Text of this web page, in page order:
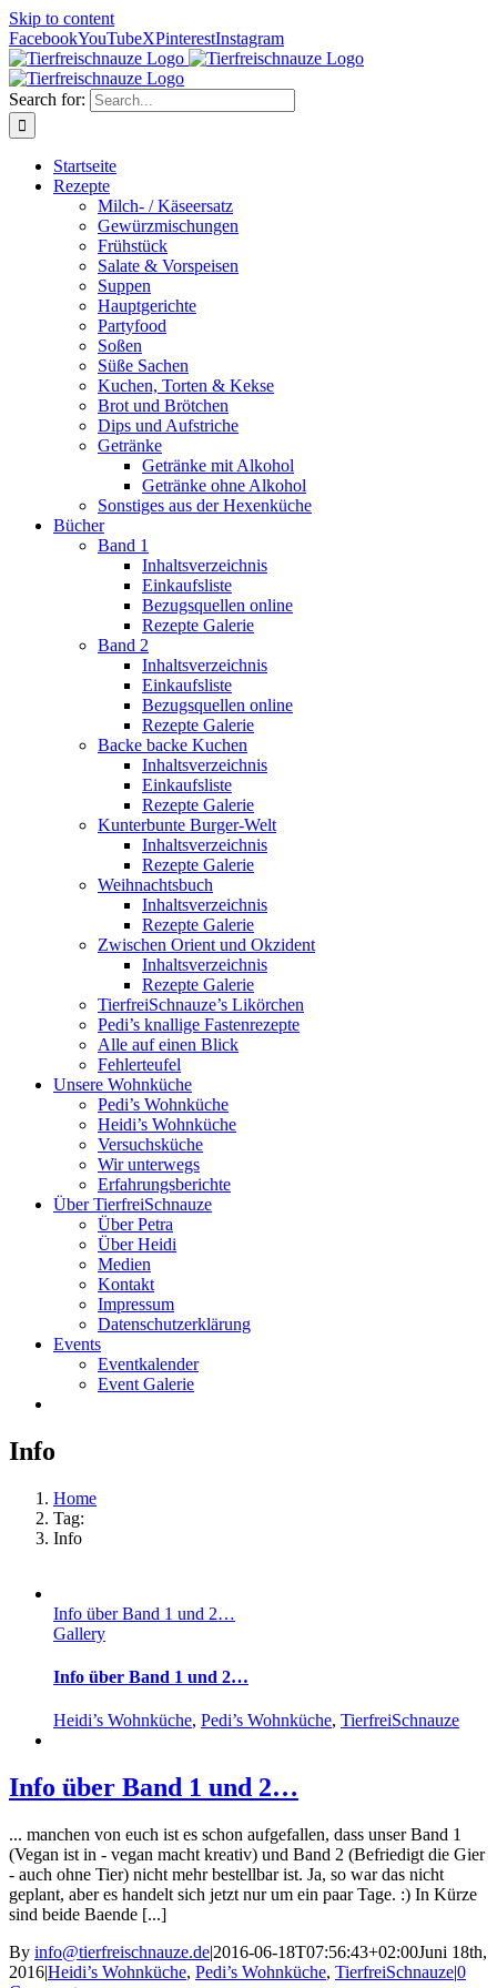
Skip to content
FacebookYouTubeXPinterestInstagram
Search for:
Startseite
Rezepte
Milch- / Käseersatz
Gewürzmischungen
Frühstück
Salate & Vorspeisen
Suppen
Hauptgerichte
Partyfood
Soßen
Süße Sachen
Kuchen, Torten & Kekse
Brot und Brötchen
Dips und Aufstriche
Getränke
Getränke mit Alkohol
Getränke ohne Alkohol
Sonstiges aus der Hexenküche
Bücher
Band 1
Inhaltsverzeichnis
Einkaufsliste
Bezugsquellen online
Rezepte Galerie
Band 2
Inhaltsverzeichnis
Einkaufsliste
Bezugsquellen online
Rezepte Galerie
Backe backe Kuchen
Inhaltsverzeichnis
Einkaufsliste
Rezepte Galerie
Kunterbunte Burger-Welt
Inhaltsverzeichnis
Rezepte Galerie
Weihnachtsbuch
Inhaltsverzeichnis
Rezepte Galerie
Zwischen Orient und Okzident
Inhaltsverzeichnis
Rezepte Galerie
TierfreiSchnauze’s Likörchen
Pedi’s knallige Fastenrezepte
Alle auf einen Blick
Fehlerteufel
Unsere Wohnküche
Pedi’s Wohnküche
Heidi’s Wohnküche
Versuchsküche
Wir unterwegs
Erfahrungsberichte
Über TierfreiSchnauze
Über Petra
Über Heidi
Medien
Kontakt
Impressum
Datenschutzerklärung
Events
Eventkalender
Event Galerie
Info
Home
Tag:
Info
Info über Band 1 und 2…
Gallery
Info über Band 1 und 2…
Heidi’s Wohnküche, Pedi’s Wohnküche, TierfreiSchnauze
Info über Band 1 und 2…
... manchen von euch ist es schon aufgefallen, dass unser Band 1
(Vegan ist in - vegan macht kreativ) und Band 2 (Befriedigt die Gier
- auch ohne Tier) nicht mehr bestellbar ist. Ja, so war das nicht
geplant, aber es handelt sich jetzt nur um ein paar Tage. :) In Kürze
sind beide Baende [...]
By info@tierfreischnauze.de|2016-06-18T07:56:43+02:00Juni 18th,
2016|Heidi’s Wohnküche, Pedi’s Wohnküche, TierfreiSchnauze|0